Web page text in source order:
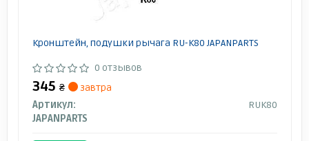
Кронштейн, подушки рычага RU-K80 JAPANPARTS
0 отзывов
345 ₴
завтра
Артикул:
RUK80
JAPANPARTS